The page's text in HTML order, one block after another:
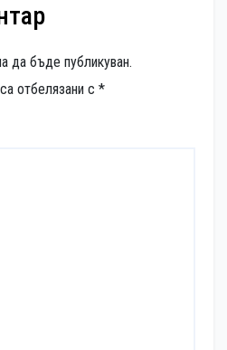
да бъде публикуван.
отбелязани с *